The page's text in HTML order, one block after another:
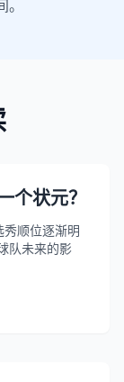
个状元？
顺位逐渐明
队未来的影